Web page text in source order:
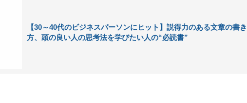
【30～40代のビジネスパーソンにヒット】説得力のある文章の書き
方、頭の良い人の思考法を学びたい人の“必読書”